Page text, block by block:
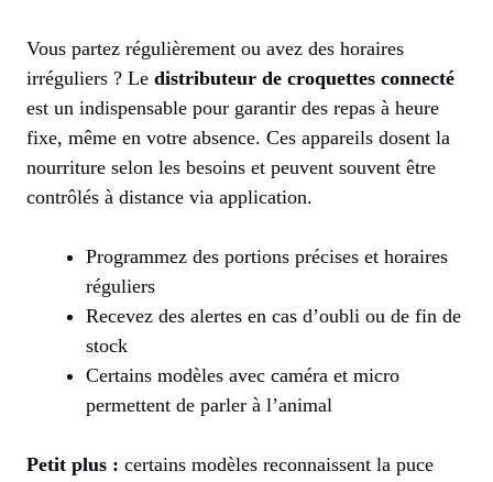
Vous partez régulièrement ou avez des horaires
irréguliers ? Le distributeur de croquettes connecté
est un indispensable pour garantir des repas à heure
fixe, même en votre absence. Ces appareils dosent la
nourriture selon les besoins et peuvent souvent être
contrôlés à distance via application.
Programmez des portions précises et horaires
réguliers
Recevez des alertes en cas d’oubli ou de fin de
stock
Certains modèles avec caméra et micro
permettent de parler à l’animal
Petit plus : certains modèles reconnaissent la puce